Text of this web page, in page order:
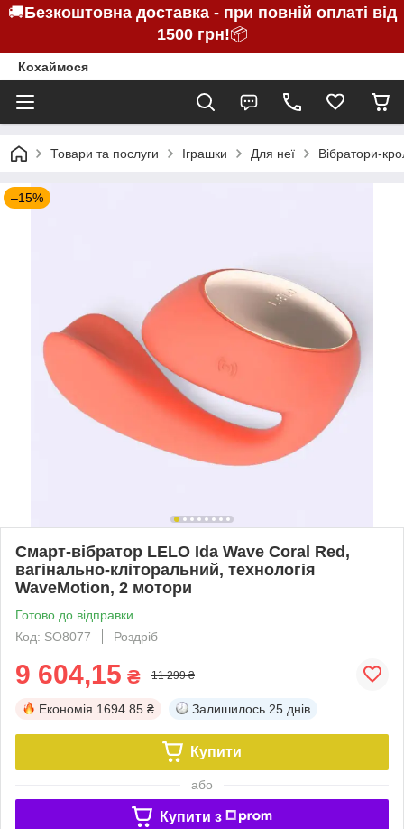
🚚Безкоштовна доставка - при повній оплаті від
1500 грн!📦
Кохаймося
Товари та послуги Іграшки Для неї Вібратори-
–15%
Смарт-вібратор LELO Ida Wave Coral Red,
вагінально-кліторальний, технологія
WaveMotion, 2 мотори
Готово до відправки
Код: SO8077
Роздріб
9 604,15 ₴ 11 299 ₴
Економія 1694.85 ₴ Залишилось 25 днів
Купити
або
Купити з